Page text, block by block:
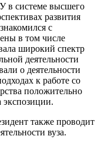
в системе высшего
развития
с
в том числе
широкий спектр
деятельности
о деятельности
к работе со
положительно
экспозиции.
также проводит
вуза.